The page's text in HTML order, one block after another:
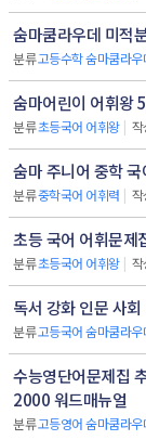
숨마쿰라우데 미적
분류고등수학 숨마쿰라우
숨마어린이 어휘왕
분류초등국어 어휘왕 | 작
숨마 주니어 중학
분류중학국어 어휘력 | 작
초등 국어 어휘문제
분류초등국어 어휘왕 | 작
독서 강화 인문 사회
분류고등국어 숨마쿰라우
수능영단어문제집
2000 워드매뉴얼
분류고등영어 숨마쿰라우